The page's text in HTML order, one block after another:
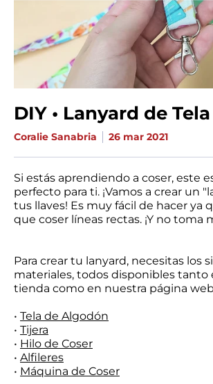
DIY • Lanyard de Tela
Coralie Sanabria 26 mar 2021
Si estás aprendiendo a coser, este
perfecto para ti. ¡Vamos a crear un
tus llaves! Es muy fácil de hacer ya
que coser líneas rectas. ¡Y no toma
Para crear tu lanyard, necesitas los
materiales, todos disponibles tanto
tienda como en nuestra página
• Tela de Algodón
• Tijera
• Hilo de Coser
• Alfileres
• Máquina de Coser